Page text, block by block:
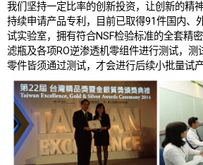
我们坚持一定比率的创新投资，让创新的精
持续申请产品专利，目前已取得91件国内、
试实验室，拥有符合NSF检验标准的全套精
滤瓶及各项RO逆渗透机零组件进行测试，测
零件皆须通过测试，才会进行后续小批量试